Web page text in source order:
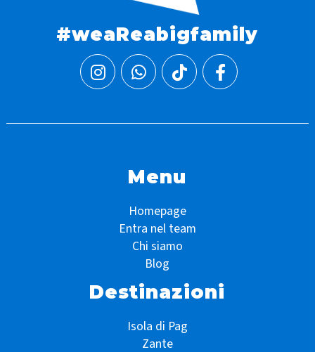
#weaReabigfamily
Menu
Homepage
Entra nel team
Chi siamo
Blog
Destinazioni
Isola di Pag
Zante